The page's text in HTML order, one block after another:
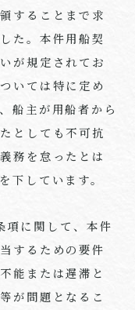
することまで求
た。本件用船契
が規定されてお
いては特に定め
船主が用船者から
としても不可抗
務を怠ったとは
下しています。
に関して、本件
するための要件
能または遅滞と
が問題となるこ